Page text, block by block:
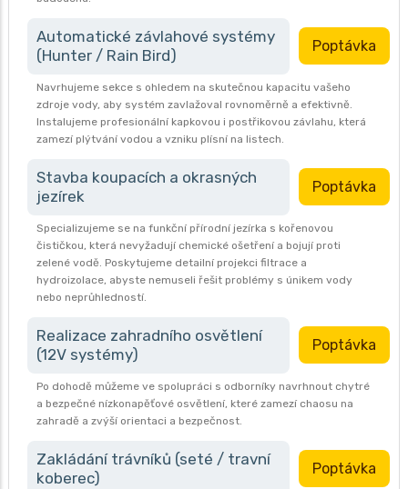
Automatické závlahové systémy
(Hunter / Rain Bird)
Poptávka
Navrhujeme sekce s ohledem na skutečnou kapacitu vašeho
zdroje vody, aby systém zavlažoval rovnoměrně a efektivně.
Instalujeme profesionální kapkovou i postřikovou závlahu, která
zamezí plýtvání vodou a vzniku plísní na listech.
Stavba koupacích a okrasných
jezírek
Poptávka
Specializujeme se na funkční přírodní jezírka s kořenovou
čističkou, která nevyžadují chemické ošetření a bojují proti
zelené vodě. Poskytujeme detailní projekci filtrace a
hydroizolace, abyste nemuseli řešit problémy s únikem vody
nebo neprůhledností.
Realizace zahradního osvětlení
(12V systémy)
Poptávka
Po dohodě můžeme ve spolupráci s odborníky navrhnout chytré
a bezpečné nízkonapěťové osvětlení, které zamezí chaosu na
zahradě a zvýší orientaci a bezpečnost.
Zakládání trávníků (seté / travní
koberec)
Poptávka